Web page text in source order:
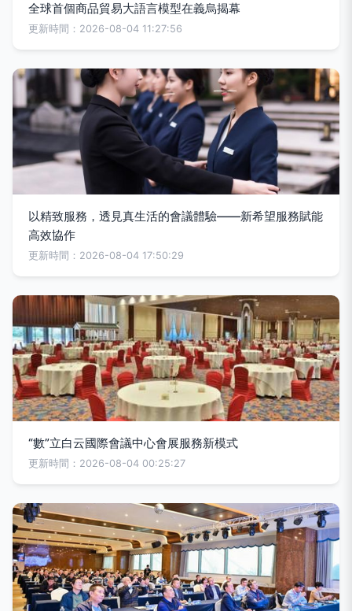
全球首個商品貿易大語言模型在義烏揭幕
更新時間：2026-08-04 11:27:56
以精致服務，透見真生活的會議體驗——新希望服務賦能
高效協作
更新時間：2026-08-04 17:50:29
“數”立白云國際會議中心會展服務新模式
更新時間：2026-08-04 00:25:27